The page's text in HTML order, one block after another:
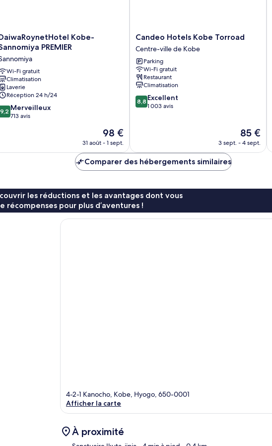
Sannomiya
Kobe-
PREMIER
Wi-Fi gratuit
Climatisation
Laverie
Réception 24 h/24
9,2 Merveilleux
713 avis
Le
nouveau
de
98 €
31 août - 1 sept.
Candeo
Hotels
Kobe
Torroad
Centre-
ville
de
Kobe
Candeo Hotels Kobe Torroad
Centre-ville de Kobe
Parking
Wi-Fi gratuit
Restaurant
Climatisation
8.8
sur
8,8 Excellent
1 003 avis
Le
nouveau
85 €
3 sept. - 4 sept.
Comparer des hébergements similaires
les réductions et les avantages dont vous
récompenses pour plus d’aventures !
4-2-1 Kanocho, Kobe, Hyogo, 650-0001
Afficher la carte
À proximité